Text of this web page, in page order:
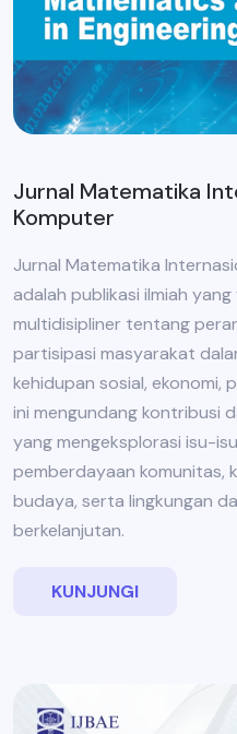
Jurnal Matematika
Komputer
Jurnal Matematika
adalah publikasi ilmiah
multidisipliner tentang
partisipasi masyarakat
kehidupan sosial, ekonomi,
ini mengundang kontribusi
yang mengeksplorasi isu-
pemberdayaan komunitas,
budaya, serta lingkungan
berkelanjutan.
KUNJUNGI